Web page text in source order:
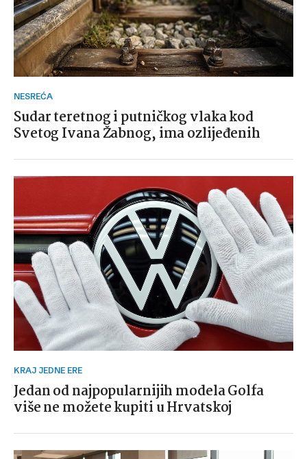
NESREĆA
Sudar teretnog i putničkog vlaka kod
Svetog Ivana Žabnog, ima ozlijeđenih
KRAJ JEDNE ERE
Jedan od najpopularnijih modela Golfa
više ne možete kupiti u Hrvatskoj